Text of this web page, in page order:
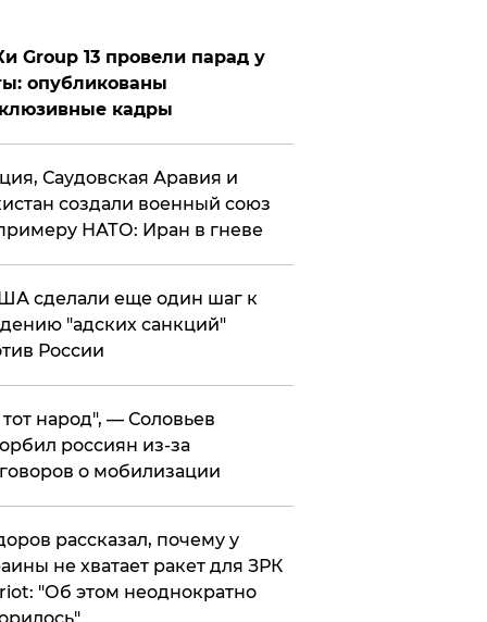
Group 13 провели парад у
опубликованы
кадры
Саудовская Аравия и
создали военный союз
НАТО: Иран в гневе
сделали еще один шаг к
"адских санкций"
России
народ", — Соловьев
россиян из-за
о мобилизации
рассказал, почему у
не хватает ракет для ЗРК
"Об этом неоднократно